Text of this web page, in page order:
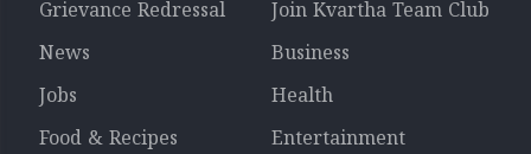
Grievance Redressal
Join Kvartha Team Club
News
Business
Jobs
Health
Food & Recipes
Entertainment